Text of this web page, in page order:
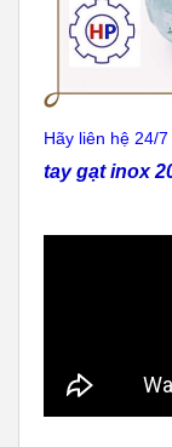
Hãy liên hệ 24/
tay gạt inox